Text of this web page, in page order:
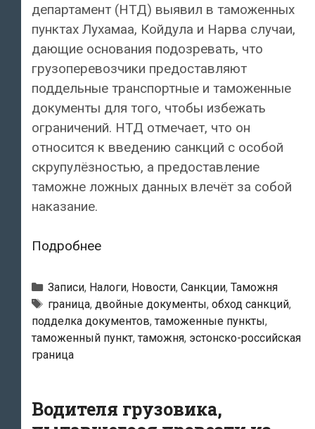
департамент (НТД) выявил в таможенных
пунктах Лухамаа, Койдула и Нарва случаи,
дающие основания подозревать, что
грузоперевозчики предоставляют
поддельные транспортные и таможенные
документы для того, чтобы избежать
ограничений. НТД отмечает, что он
относится к введению санкций с особой
скрупулёзностью, а предоставление
таможне ложных данных влечёт за собой
наказание.
ПодробнееЭстонские
подозревают
грузоперевозчиков
в
подделке
обхода
санкций
Рубрики
Записи, Налоги, Новости, Санкции, Таможня
Тэги
граница, двойные документы, обход санкций,
подделка документов,таможенные пункты,
таможенный пункт,таможня, эстонско-российская
граница
Водителя грузовика,